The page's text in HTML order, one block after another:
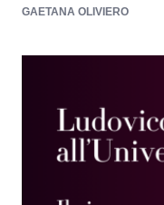
GAETANA OLIVIERO